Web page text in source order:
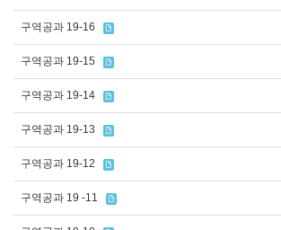
구역공과 19-16
구역공과 19-15
구역공과 19-14
구역공과 19-13
구역공과 19-12
구역공과 19 -11